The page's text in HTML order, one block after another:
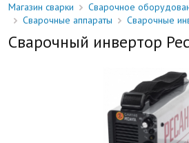
Магазин сварки
Сварочное
Сварочные аппараты
Сварочные
Сварочный инвертор